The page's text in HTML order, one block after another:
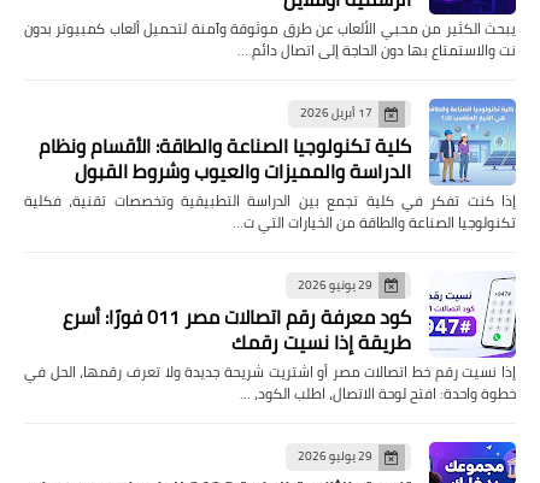
يبحث الكثير من محبي الألعاب عن طرق موثوقة وآمنة لتحميل ألعاب كمبيوتر بدون
نت والاستمتاع بها دون الحاجة إلى اتصال دائم …
17 أبريل 2026
كلية تكنولوجيا الصناعة والطاقة: الأقسام ونظام
الدراسة والمميزات والعيوب وشروط القبول
إذا كنت تفكر في كلية تجمع بين الدراسة التطبيقية وتخصصات تقنية، فكلية
تكنولوجيا الصناعة والطاقة من الخيارات التي ت…
29 يونيو 2026
كود معرفة رقم اتصالات مصر 011 فورًا: أسرع
طريقة إذا نسيت رقمك
إذا نسيت رقم خط اتصالات مصر أو اشتريت شريحة جديدة ولا تعرف رقمها، الحل في
خطوة واحدة: افتح لوحة الاتصال، اطلب الكود، …
29 يوليو 2026